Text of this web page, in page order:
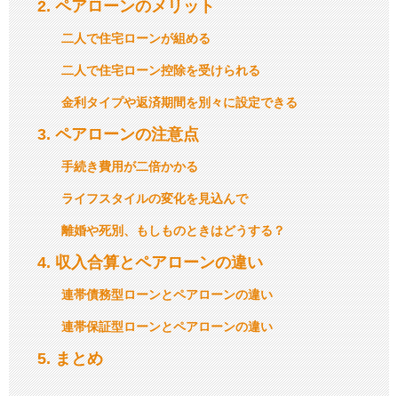
2 ペアローンのメリット
二人で住宅ローンが組める
二人で住宅ローン控除を受けられる
金利タイプや返済期間を別々に設定できる
3 ペアローンの注意点
手続き費用が二倍かかる
ライフスタイルの変化を見込んで
離婚や死別、もしものときはどうする？
4 収入合算とペアローンの違い
連帯債務型ローンとペアローンの違い
連帯保証型ローンとペアローンの違い
5 まとめ